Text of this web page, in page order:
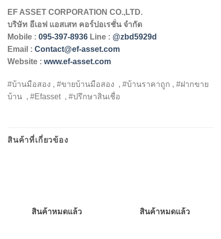
EF ASSET CORPORATION CO.,LTD.
บริษัท อีเอฟ แอสเสท คอร์ปอเรชั่น จำกัด
Mobile : 095-397-8936 Line : @zbd5929d
Email : Contact@ef-asset.com
Website : www.ef-asset.com
#บ้านมือสอง , #ขายบ้านมือสอง , #บ้านราคาถูก , #ฝากขาย
บ้าน , #Efasset , #ปรึกษาสินเชื่อ
สินค้าที่เกี่ยวข้อง
สินค้าหมดแล้ว สินค้าหมดแล้ว